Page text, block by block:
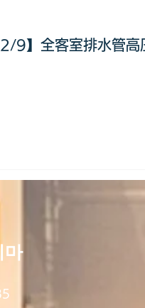
全客室排水管高
마